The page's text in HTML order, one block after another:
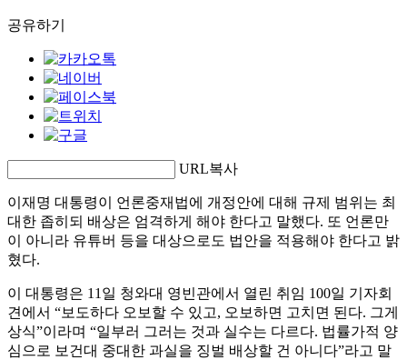
공유하기
URL복사
이재명 대통령이 언론중재법에 개정안에 대해 규제 범위는 최
대한 좁히되 배상은 엄격하게 해야 한다고 말했다. 또 언론만
이 아니라 유튜버 등을 대상으로도 법안을 적용해야 한다고 밝
혔다.
이 대통령은 11일 청와대 영빈관에서 열린 취임 100일 기자회
견에서 “보도하다 오보할 수 있고, 오보하면 고치면 된다. 그게
상식”이라며 “일부러 그러는 것과 실수는 다르다. 법률가적 양
심으로 보건대 중대한 과실을 징벌 배상할 건 아니다”라고 말